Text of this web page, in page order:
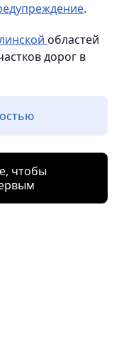
.
областей
дорог в
чтобы